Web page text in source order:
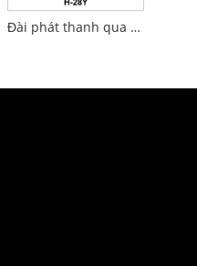
Đài phát thanh qua giao thức Internet